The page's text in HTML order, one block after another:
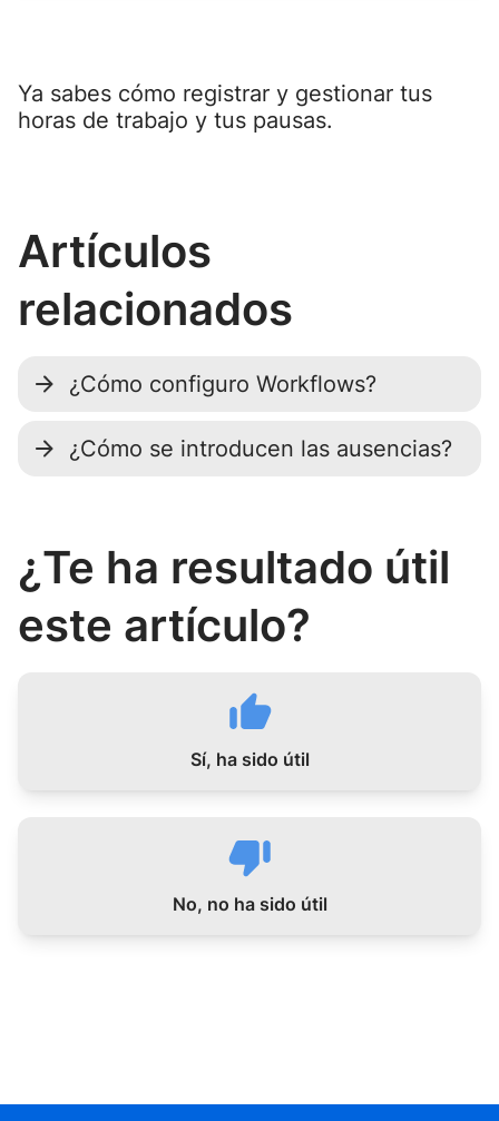
Ya sabes cómo registrar y gestionar tus
horas de trabajo y tus pausas.
Artículos
relacionados
¿Cómo configuro Workflows?
¿Cómo se introducen las ausencias?
¿Te ha resultado útil
este artículo?
Sí, ha sido útil
No, no ha sido útil